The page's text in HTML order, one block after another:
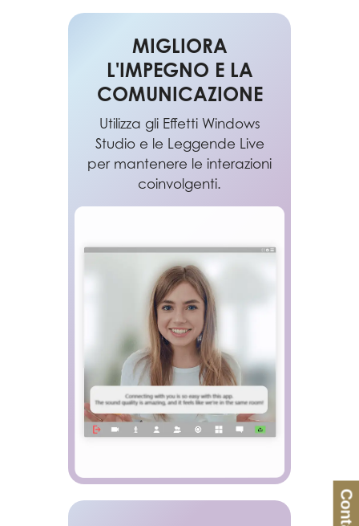
MIGLIORA
L'IMPEGNO E LA
COMUNICAZIONE
Utilizza gli Effetti Windows
Studio e le Leggende Live
per mantenere le interazioni
coinvolgenti.